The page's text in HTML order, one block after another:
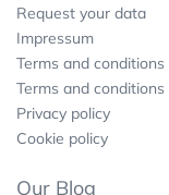
Request your data
Impressum
Terms and conditions
Terms and
Privacy policy
Cookie policy
Our Blog